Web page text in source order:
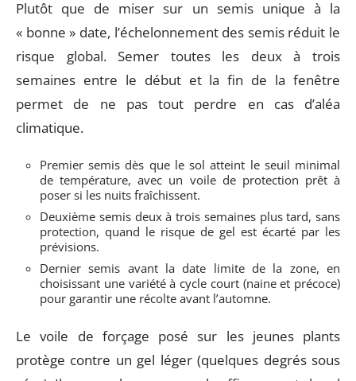
Plutôt que de miser sur un semis unique à la
« bonne » date, l’échelonnement des semis réduit le
risque global. Semer toutes les deux à trois
semaines entre le début et la fin de la fenêtre
permet de ne pas tout perdre en cas d’aléa
climatique.
Premier semis dès que le sol atteint le seuil minimal
de température, avec un voile de protection prêt à
poser si les nuits fraîchissent.
Deuxième semis deux à trois semaines plus tard, sans
protection, quand le risque de gel est écarté par les
prévisions.
Dernier semis avant la date limite de la zone, en
choisissant une variété à cycle court (naine et précoce)
pour garantir une récolte avant l’automne.
Le voile de forçage posé sur les jeunes plants
protège contre un gel léger (quelques degrés sous